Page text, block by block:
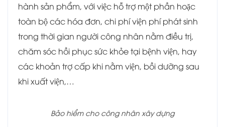
hành sản phẩm, với việc hỗ trợ một phần hoặc
toàn bộ các hóa đơn, chi phí viện phí phát sinh
trong thời gian người công nhân nằm điều trị,
chăm sóc hồi phục sức khỏe tại bệnh viện, hay
các khoản trợ cấp khi nằm viện, bồi dưỡng sau
khi xuất viện,…
Bảo hiểm cho công nhân xây dựng